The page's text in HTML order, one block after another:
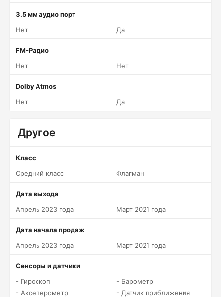
3.5 мм аудио порт
Нет
Да
FM-Радио
Нет
Нет
Dolby Atmos
Нет
Да
Другое
Класс
Средний класс
Флагман
Дата выхода
Апрель 2023 года
Март 2021 года
Дата начала продаж
Апрель 2023 года
Март 2021 года
Сенсоры и датчики
- Гироскоп
- Акселерометр
- Барометр
- Датчик приближения